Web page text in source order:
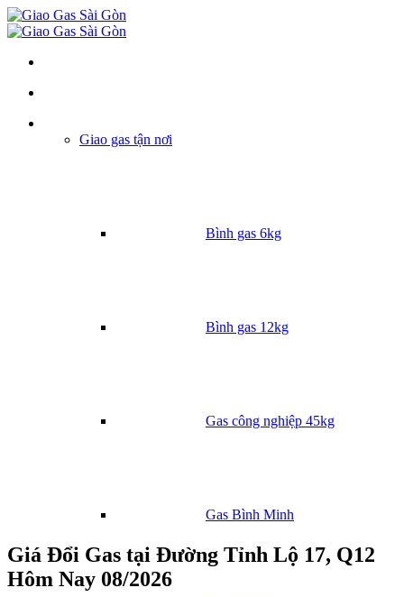
Giao gas tận nơi
Bình gas 6kg
Bình gas 12kg
Gas công nghiệp 45kg
Gas Bình Minh
Giá Đổi Gas tại Đường Tỉnh Lộ 17, Q12
Hôm Nay 08/2026